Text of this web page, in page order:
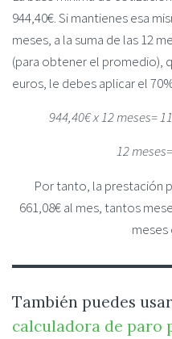
944,40€. Si mantienes esa
meses, a la suma de las 12
(para obtener el promedio),
euros, le debes aplicar el
944,40€ x 12 meses=
12
Por tanto, la prestación
661,08€ al mes, tantos
También puedes
calculadora de paro